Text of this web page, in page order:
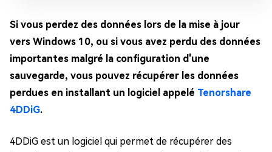
Si vous perdez des données lors de la mise à jour
vers Windows 10, ou si vous avez perdu des données
importantes malgré la configuration d'une
sauvegarde, vous pouvez récupérer les données
perdues en installant un logiciel appelé Tenorshare
4DDiG.
4DDiG est un logiciel qui permet de récupérer des